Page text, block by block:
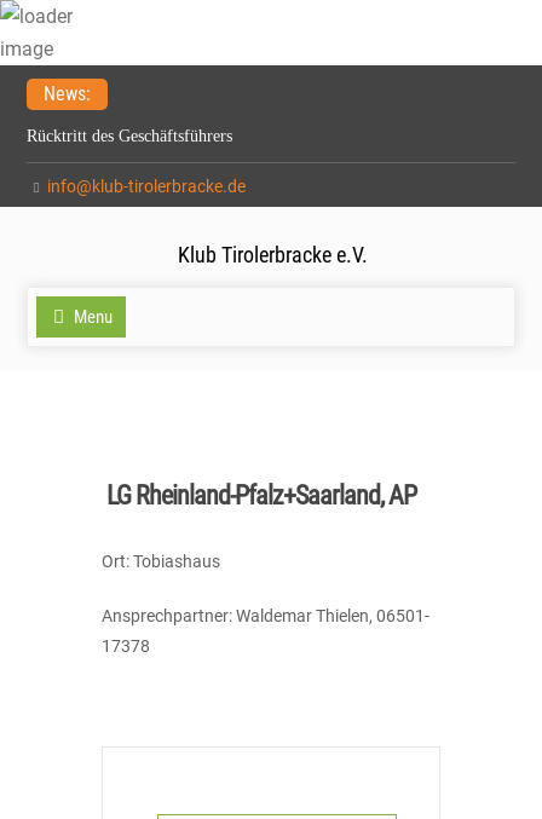
Skip
content
News:
Rücktritt des Geschäftsführers
Meldefrist zur Spezialzuchtschau verlängert auf 15.2.2026
21. Verbandsfährtenschuhprüfung
info@klub-tirolerbracke.de
Klub Tirolerbracke e.V.
Menu
LG Rheinland-Pfalz+Saarland, AP
Ort: Tobiashaus
Ansprechpartner: Waldemar Thielen, 06501-
17378